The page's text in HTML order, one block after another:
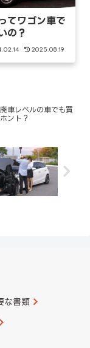
てワゴン車で
の？
2025.08.19
車レベルの車でも買
ント？
な書類